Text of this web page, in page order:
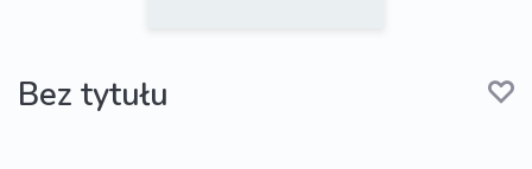
Bez tytułu